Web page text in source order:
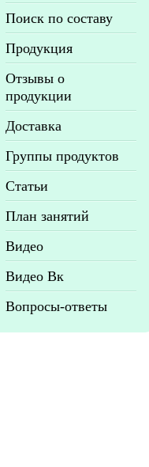
Поиск по составу
Продукция
Отзывы о
продукции
Доставка
Группы продуктов
Статьи
План занятий
Видео
Видео Вк
Вопросы-ответы